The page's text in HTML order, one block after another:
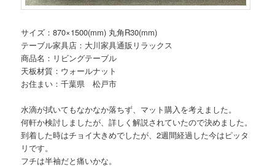
サイズ：870×1500(mm) 丸角R30(mm)
テーブル家具店：大川家具通販リラックス
商品名：リビングテーブル
天板材質：ウォールナット
お住まい：千葉県 松戸市
水滴が拭いてもなかなか落ちず、マット購入を考えました。
何軒か検討しましたが、詳しく解説されていたので決めました。
到着した時はチョイ大きめでしたが、2週間経過した今はピッタ
リです。
フチは半袖だと痛いかな。